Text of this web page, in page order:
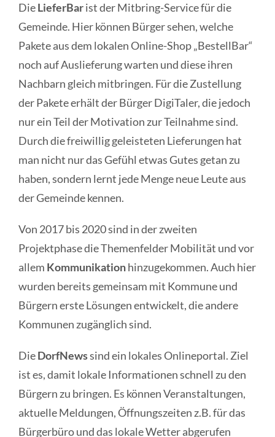
DieLieferBarist der Mitbring-Service für die
Gemeinde. Hier können Bürger sehen, welche
Pakete aus dem lokalen Online-Shop „BestellBar“
noch auf Auslieferung warten und diese ihren
Nachbarn gleich mitbringen. Für die Zustellung
der Pakete erhält der Bürger DigiTaler, die jedoch
nur ein Teil der Motivation zur Teilnahme sind.
Durch die freiwillig geleisteten Lieferungen hat
man nicht nur das Gefühl etwas Gutes getan zu
haben, sondern lernt jede Menge neue Leute aus
der Gemeinde kennen.
Von 2017 bis 2020 sind in der zweiten
Projektphase die Themenfelder Mobilität und vor
allem Kommunikationhinzugekommen. Auch hier
wurden bereits gemeinsam mit Kommune und
Bürgern erste Lösungen entwickelt, die andere
Kommunen zugänglich sind.
DieDorfNewssind ein lokales Onlineportal. Ziel
ist es, damit lokale Informationen schnell zu den
Bürgern zu bringen. Es können Veranstaltungen,
aktuelle Meldungen, Öffnungszeiten z.B. für das
Bürgerbüro und das lokale Wetter abgerufen